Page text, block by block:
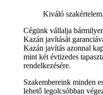
Kiváló
Cégünk vállalja
Kazán javítását
Kazán javítás azonnal
mint két évtizedes
rendelkezésére.
Szakembereink minden
lehető legolcsóbban